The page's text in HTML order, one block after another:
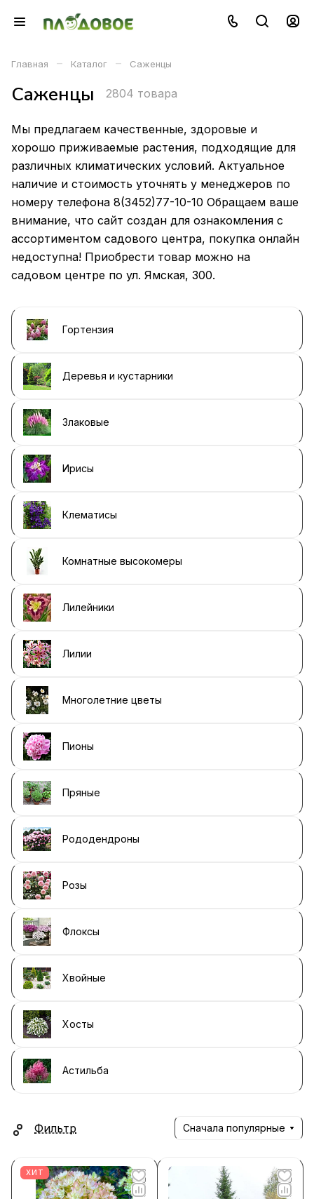
Главная – Каталог – Саженцы
Саженцы 2804 товара
Мы предлагаем качественные, здоровые и
хорошо приживаемые растения, подходящие для
различных климатических условий. Актуальное
наличие и стоимость уточнять у менеджеров по
номеру телефона 8(3452)77-10-10 Обращаем ваше
внимание, что сайт создан для ознакомления с
ассортиментом садового центра, покупка онлайн
недоступна! Приобрести товар можно на
садовом центре по ул. Ямская, 300.
Гортензия
Деревья и кустарники
Злаковые
Ирисы
Клематисы
Комнатные высокомеры
Лилейники
Лилии
Многолетние цветы
Пионы
Пряные
Рододендроны
Розы
Флоксы
Хвойные
Хосты
Астильба
Фильтр Сначала популярные
ХИТ